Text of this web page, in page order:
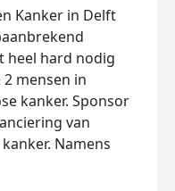
Kanker in Delft
heel hard nodig
mensen in
kanker. Sponsor
van
Namens